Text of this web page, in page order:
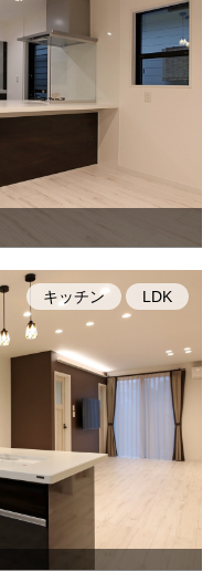
キッチン LDK